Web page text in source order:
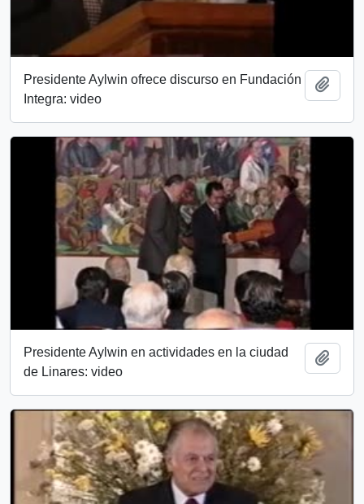
Presidente Aylwin ofrece discurso en Fundación
Integra: video
Presidente Aylwin en actividades en la ciudad
de Linares: video